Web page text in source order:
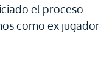
el proceso
como ex jugador